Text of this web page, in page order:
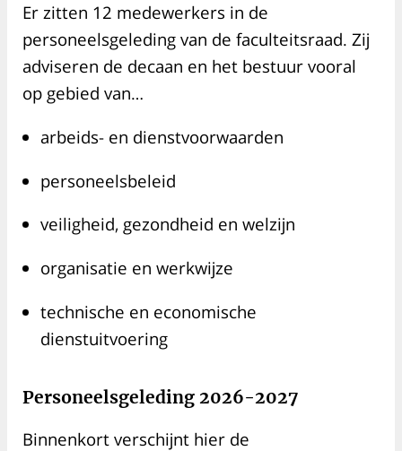
Er zitten 12 medewerkers in de
personeelsgeleding van de faculteitsraad. Zij
adviseren de decaan en het bestuur vooral
op gebied van…
arbeids- en dienstvoorwaarden
personeelsbeleid
veiligheid, gezondheid en welzijn
organisatie en werkwijze
technische en economische
dienstuitvoering
Personeelsgeleding 2026-2027
Binnenkort verschijnt hier de